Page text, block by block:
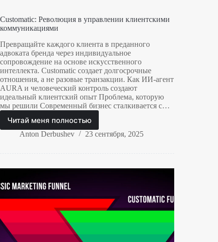
Customatic: Революция в управлении клиентскими
коммуникациями
Превращайте каждого клиента в преданного
адвоката бренда через индивидуальное
сопровождение на основе искусственного
интеллекта. Customatic создает долгосрочные
отношения, а не разовые транзакции. Как ИИ-агент
AURA и человеческий контроль создают
идеальный клиентский опыт Проблема, которую
мы решили Современный бизнес сталкивается с…
Читай меня полностью
Customatic:
Революция
коммуникациями
Anton Derbushev 23 сентября, 2025